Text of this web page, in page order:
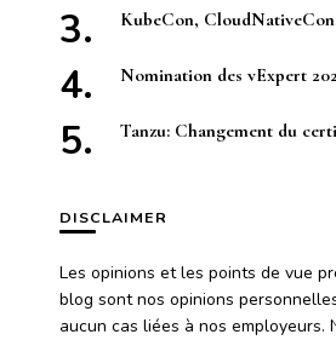
KubeCon,
Nomination des vExpert
Tanzu: Changement du
DISCLAIMER
Les opinions et les points de vue
blog sont nos opinions
aucun cas liées à nos employeurs.